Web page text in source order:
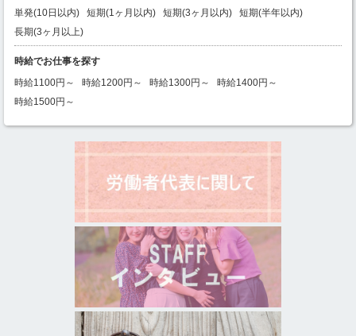
単発(10日以内)
短期(1ヶ月以内) 短期(3ヶ月以内)
短期(半年以内)
長期(3ヶ月以上)
時給でお仕事を探す
時給1100円～
時給1200円～ 時給1300円～
時給1400円～
時給1500円～